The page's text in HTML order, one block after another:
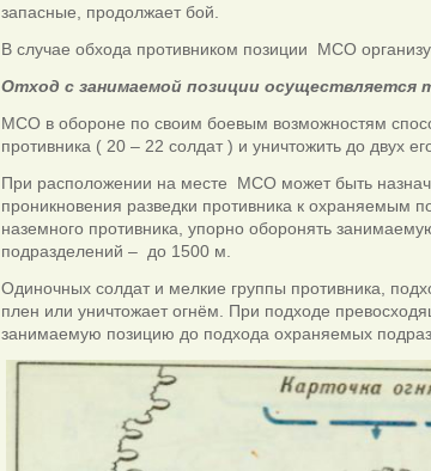
запасные, продолжает бой.
В случае обхода противником позиции МСО
Отход с занимаемой позиции осуществляется
МСО в обороне по своим боевым возможностям
противника ( 20 – 22 солдат ) и уничтожить до двух
При расположении на месте МСО может быть
проникновения разведки противника к охраняемым
наземного противника, упорно оборонять
подразделений – до 1500 м.
Одиночных солдат и мелкие группы противника,
плен или уничтожает огнём. При подходе
занимаемую позицию до подхода охраняемых